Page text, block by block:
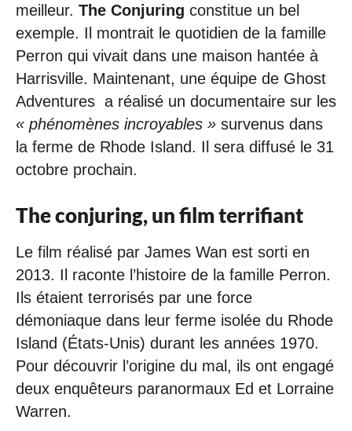
meilleur. The Conjuring constitue un bel
exemple. Il montrait le quotidien de la famille
Perron qui vivait dans une maison hantée à
Harrisville. Maintenant, une équipe de Ghost
Adventures a réalisé un documentaire sur les
« phénomènes incroyables » survenus dans
la ferme de Rhode Island. Il sera diffusé le 31
octobre prochain.
The conjuring, un film terrifiant
Le film réalisé par James Wan est sorti en
2013. Il raconte l’histoire de la famille Perron.
Ils étaient terrorisés par une force
démoniaque dans leur ferme isolée du Rhode
Island (États-Unis) durant les années 1970.
Pour découvrir l’origine du mal, ils ont engagé
deux enquêteurs paranormaux Ed et Lorraine
Warren.